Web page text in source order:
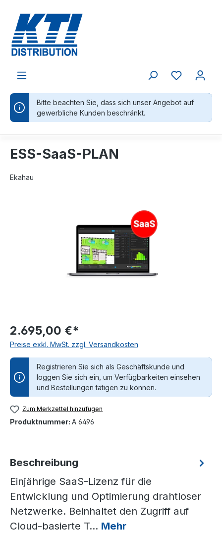
Bitte beachten Sie, dass sich unser Angebot auf
gewerbliche Kunden beschränkt.
ESS-SaaS-PLAN
Ekahau
2.695,00 €*
Preise exkl. MwSt. zzgl. Versandkosten
Registrieren Sie sich als Geschäftskunde und
loggen Sie sich ein, um Verfügbarkeiten einsehen
und Bestellungen tätigen zu können.
Zum Merkzettel hinzufügen
Produktnummer: A 6496
Beschreibung
Einjährige SaaS-Lizenz für die
Entwicklung und Optimierung drahtloser
Netzwerke. Beinhaltet den Zugriff auf
Cloud-basierte T… Mehr